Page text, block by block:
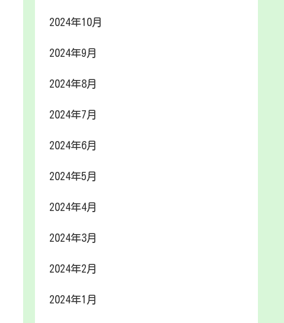
2024年10月
2024年9月
2024年8月
2024年7月
2024年6月
2024年5月
2024年4月
2024年3月
2024年2月
2024年1月